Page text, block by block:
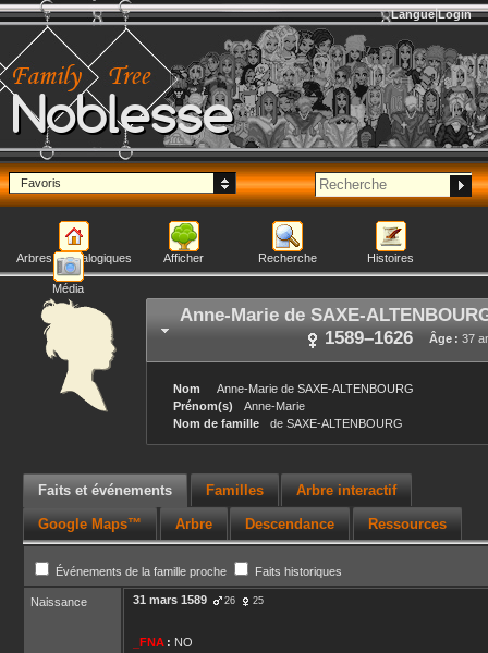
Noblesse
Langue Login
Favoris
Arbres généalogiques Afficher Recherche Histoires
Média
Anne-Marie de SAXE-
Âge : 37
1589–1626
Nom Anne-Marie de SAXE-ALTENBOURG
Prénom(s)
Anne-Marie
Nom de famille
de SAXE-ALTENBOURG
Faits et événements Familles Arbre interactif
Google Maps™ Arbre Descendance Ressources
Événements de la famille proche Faits historiques
Naissance 31 mars 1589 26 25
_FNA : NO